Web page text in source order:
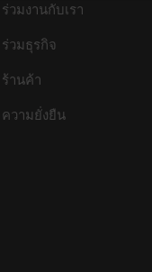
ร่วมงานกับเรา
ร่วมธุรกิจ
ร้านค้า
ความยั่งยืน